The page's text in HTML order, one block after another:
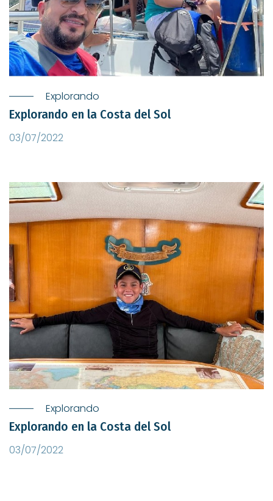
Explorando
Explorando en la Costa del Sol
03/07/2022
Explorando
Explorando en la Costa del Sol
03/07/2022